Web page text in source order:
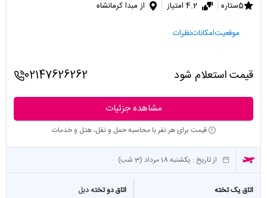
5ستاره 4.2 امتیاز از مبدا کرمانشاه
موقعیتامکاناتنظرات
قیمت استعلام شود 02147626262
مشاهده جزئیات
قیمت برای هر نفر با محاسبه حمل و نقل، هتل و خدمات
از تاریخ : یکشنبه 18 مرداد (3 شب)
اتاق یک تخته
اتاق دو تخته دبل